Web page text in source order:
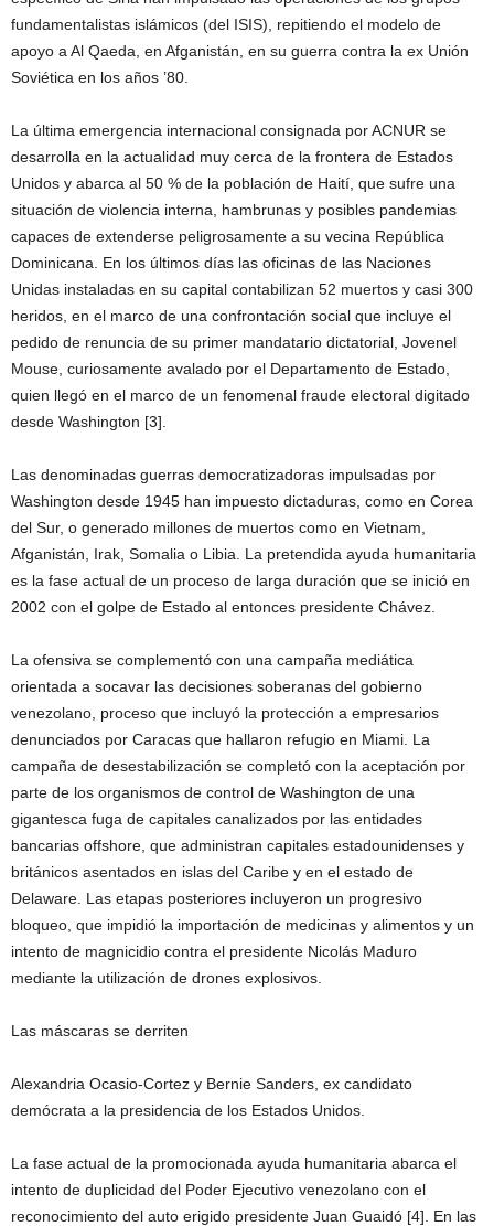
fundamentalistas islámicos (del ISIS), repitiendo el modelo de
apoyo a Al Qaeda, en Afganistán, en su guerra contra la ex Unión
Soviética en los años ’80.
La última emergencia internacional consignada por ACNUR se
desarrolla en la actualidad muy cerca de la frontera de Estados
Unidos y abarca al 50 % de la población de Haití, que sufre una
situación de violencia interna, hambrunas y posibles pandemias
capaces de extenderse peligrosamente a su vecina República
Dominicana. En los últimos días las oficinas de las Naciones
Unidas instaladas en su capital contabilizan 52 muertos y casi 300
heridos, en el marco de una confrontación social que incluye el
pedido de renuncia de su primer mandatario dictatorial, Jovenel
Mouse, curiosamente avalado por el Departamento de Estado,
quien llegó en el marco de un fenomenal fraude electoral digitado
desde Washington [3].
Las denominadas guerras democratizadoras impulsadas por
Washington desde 1945 han impuesto dictaduras, como en Corea
del Sur, o generado millones de muertos como en Vietnam,
Afganistán, Irak, Somalia o Libia. La pretendida ayuda humanitaria
es la fase actual de un proceso de larga duración que se inició en
2002 con el golpe de Estado al entonces presidente Chávez.
La ofensiva se complementó con una campaña mediática
orientada a socavar las decisiones soberanas del gobierno
venezolano, proceso que incluyó la protección a empresarios
denunciados por Caracas que hallaron refugio en Miami. La
campaña de desestabilización se completó con la aceptación por
parte de los organismos de control de Washington de una
gigantesca fuga de capitales canalizados por las entidades
bancarias offshore, que administran capitales estadounidenses y
británicos asentados en islas del Caribe y en el estado de
Delaware. Las etapas posteriores incluyeron un progresivo
bloqueo, que impidió la importación de medicinas y alimentos y un
intento de magnicidio contra el presidente Nicolás Maduro
mediante la utilización de drones explosivos.
Las máscaras se derriten
Alexandria Ocasio-Cortez y Bernie Sanders, ex candidato
demócrata a la presidencia de los Estados Unidos.
La fase actual de la promocionada ayuda humanitaria abarca el
intento de duplicidad del Poder Ejecutivo venezolano con el
reconocimiento del auto erigido presidente Juan Guaidó [4]. En las